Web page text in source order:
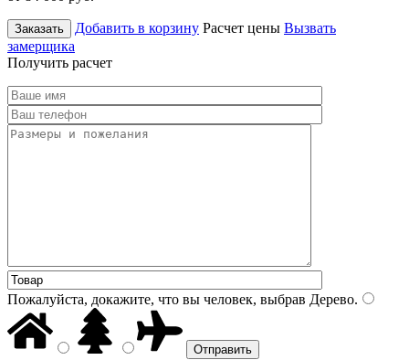
Заказать Добавить в корзину Расчет цены Вызвать
замерщика
Получить расчет
Пожалуйста, докажите, что вы человек, выбрав Дерево.